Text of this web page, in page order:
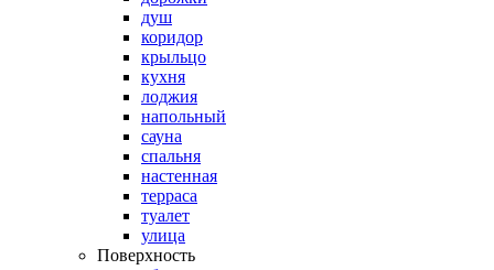
душ
коридор
крыльцо
кухня
лоджия
напольный
сауна
спальня
настенная
терраса
туалет
улица
Поверхность